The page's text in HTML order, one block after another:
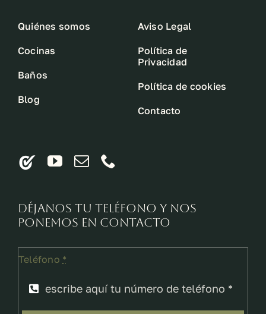
Quiénes somos
Cocinas
Baños
Blog
Aviso Legal
Política de
Privacidad
Política de cookies
Contacto
Déjanos tu teléfono y nos
ponemos en contacto
Teléfono *